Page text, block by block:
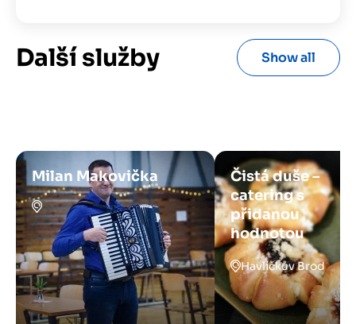
Další služby Show all
Milan Makovička
Čistá duše –
catering s
přidanou
hodnotou
Havlíčkův Brod